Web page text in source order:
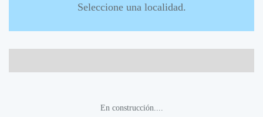
Seleccione una localidad.
En construcción....